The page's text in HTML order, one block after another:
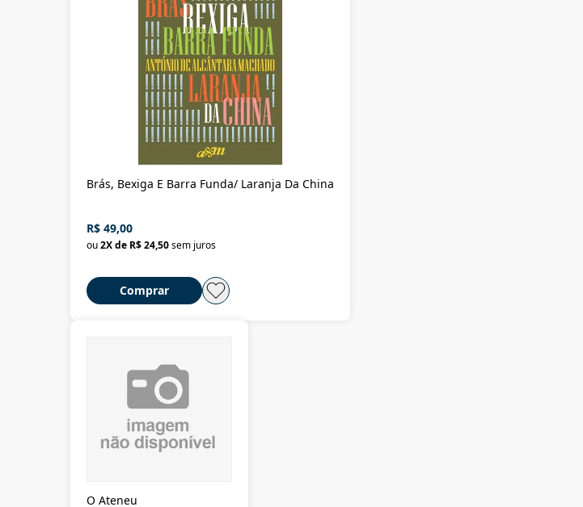
Brás, Bexiga E Barra Funda/ Laranja Da China
R$ 49,00
ou2X de R$ 24,50sem juros
Comprar
O Ateneu